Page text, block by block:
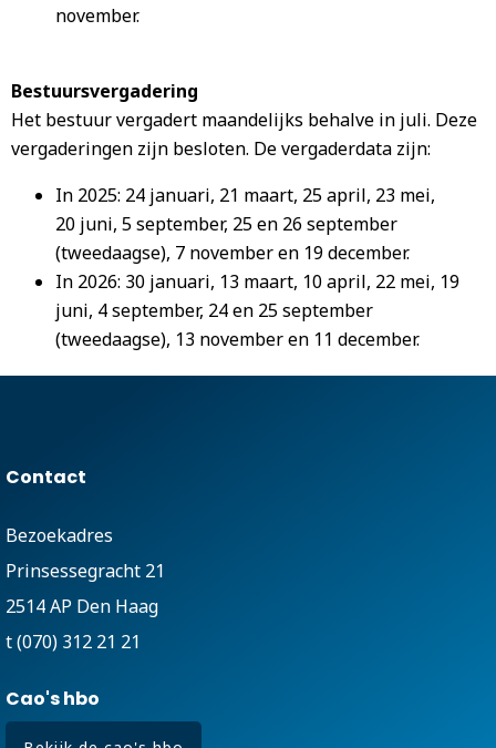
november.
Bestuursvergadering
Het bestuur vergadert maandelijks behalve in juli. Deze
vergaderingen zijn besloten. De vergaderdata zijn:
In 2025: 24 januari, 21 maart, 25 april, 23 mei,
20 juni, 5 september, 25 en 26 september
(tweedaagse), 7 november en 19 december.
In 2026: 30 januari, 13 maart, 10 april, 22 mei, 19
juni, 4 september, 24 en 25 september
(tweedaagse), 13 november en 11 december.
Contact
Bezoekadres
Prinsessegracht 21
2514 AP Den Haag
t (070) 312 21 21
Cao's hbo